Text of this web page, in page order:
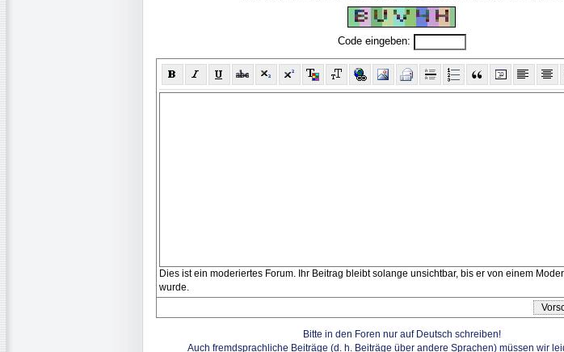
Code eingeben:
Dies ist ein moderiertes Forum. Ihr Beitrag bleibt solange unsichtbar, bis er von einem
wurde.
Bitte in den Foren nur auf Deutsch schreiben!
Auch fremdsprachliche Beiträge (d. h. Beiträge über andere Sprachen) müssen wir